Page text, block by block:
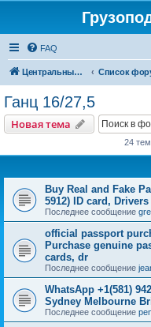
FAQ
Центральный сайт Список
Ганц 16/27,5
Новая тема
24
Buy Real and Fake
5912) ID card,
Последнее сообщение
official passport
Purchase genuine
cards, dr
Последнее сообщение
WhatsApp +1(581)
Sydney Melbourne
Последнее сообщение